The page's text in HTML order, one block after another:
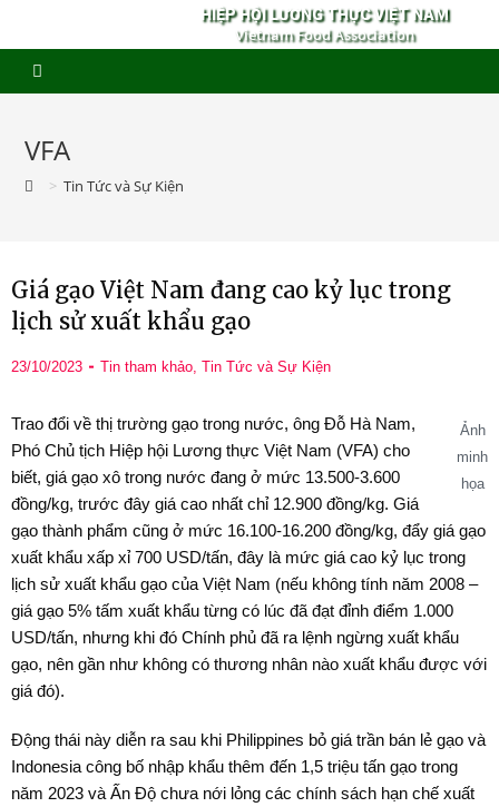
HIỆP HỘI LƯƠNG THỰC VIỆT NAM
Vietnam Food Association
VFA
> Tin Tức và Sự Kiện
Giá gạo Việt Nam đang cao kỷ lục trong
lịch sử xuất khẩu gạo
23/10/2023 Tin tham khảo, Tin Tức và Sự Kiện
Ảnh
minh
họa
Trao đổi về thị trường gạo trong nước, ông Đỗ Hà Nam,
Phó Chủ tịch Hiệp hội Lương thực Việt Nam (VFA) cho
biết, giá gạo xô trong nước đang ở mức 13.500-3.600
đồng/kg, trước đây giá cao nhất chỉ 12.900 đồng/kg. Giá
gạo thành phẩm cũng ở mức 16.100-16.200 đồng/kg, đẩy giá gạo
xuất khẩu xấp xỉ 700 USD/tấn, đây là mức giá cao kỷ lục trong
lịch sử xuất khẩu gạo của Việt Nam (nếu không tính năm 2008 –
giá gạo 5% tấm xuất khẩu từng có lúc đã đạt đỉnh điểm 1.000
USD/tấn, nhưng khi đó Chính phủ đã ra lệnh ngừng xuất khẩu
gạo, nên gần như không có thương nhân nào xuất khẩu được với
giá đó).
Động thái này diễn ra sau khi Philippines bỏ giá trần bán lẻ gạo và
Indonesia công bố nhập khẩu thêm đến 1,5 triệu tấn gạo trong
năm 2023 và Ấn Độ chưa nới lỏng các chính sách hạn chế xuất